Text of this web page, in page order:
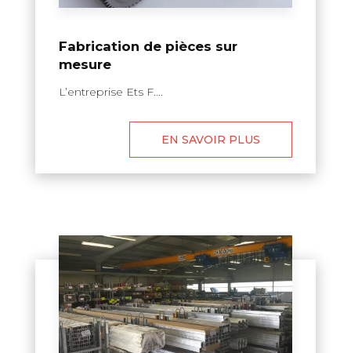
Fabrication de pièces sur
mesure
L’entreprise Ets F....
EN SAVOIR PLUS